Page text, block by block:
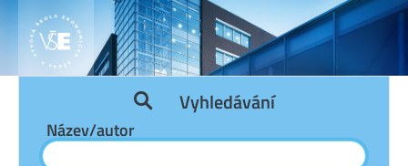
Vyhledávání
Název/autor